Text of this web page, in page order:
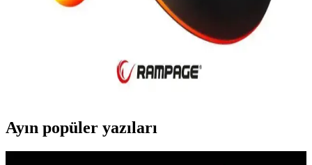
Rampage SMX-R43 X-Grind USB Siyah Gaming
Rampage SMX-R43 X-Grind USB Siyah Gaming Mouse, yüksek
DPI, RGB aydınlatma ve ergonomik tasarımıyla oyun performansını
artırır, kullanımı kolay ve dayanıklıdır.
Ayın popüler yazıları